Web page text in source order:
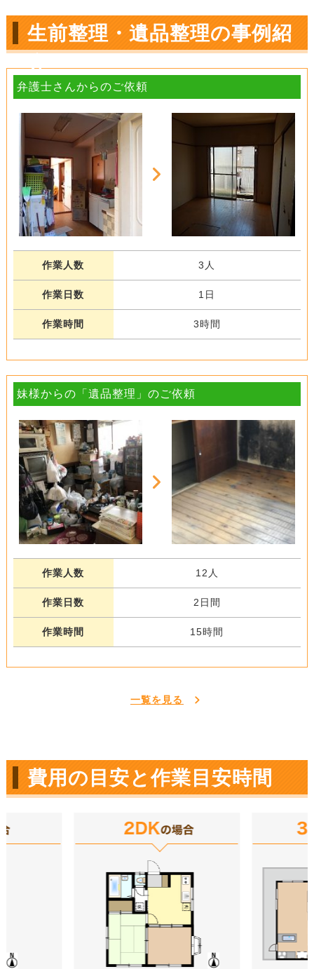
生前整理・遺品整理の事例紹
介
弁護士さんからのご依頼
作業人数 3人
作業日数 1日
作業時間 3時間
妹様からの「遺品整理」のご依頼
作業人数 12人
作業日数 2日間
作業時間 15時間
一覧を見る
費用の目安と作業目安時間